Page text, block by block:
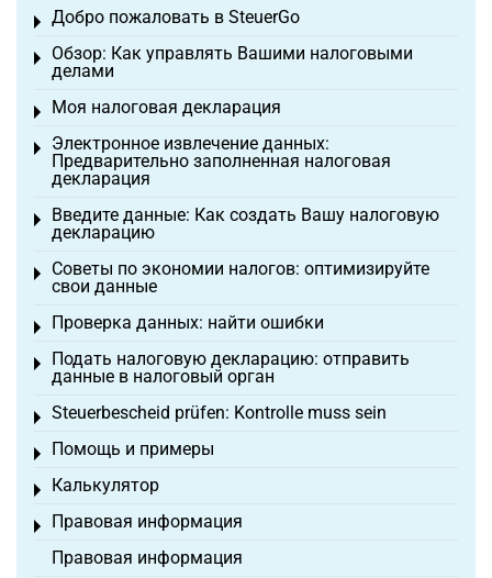
Добро пожаловать в SteuerGo
Toggle menu
Обзор: Как управлять Вашими налоговыми
делами
Toggle menu
Моя налоговая декларация
Toggle menu
Электронное извлечение данных:
Предварительно заполненная налоговая
декларация
Toggle menu
Введите данные: Как создать Вашу налоговую
декларацию
Toggle menu
Советы по экономии налогов: оптимизируйте
свои данные
Toggle menu
Проверка данных: найти ошибки
Toggle menu
Подать налоговую декларацию: отправить
данные в налоговый орган
Toggle menu
Steuerbescheid prüfen: Kontrolle muss sein
Toggle menu
Помощь и примеры
Toggle menu
Калькулятор
Toggle menu
Правовая информация
Toggle menu
Правовая информация